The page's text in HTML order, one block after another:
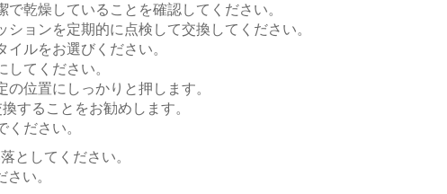
乾燥していることを確認してください。
ョンを定期的に点検して交換してください。
ルをお選びください。
てください。
位置にしっかりと押します。
することをお勧めします。
ださい。
としてください。
い。